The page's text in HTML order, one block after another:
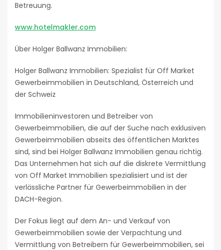
Betreuung.
www.hotelmakler.com
Über Holger Ballwanz Immobilien:
Holger Ballwanz Immobilien: Spezialist für Off Market
Gewerbeimmobilien in Deutschland, Österreich und
der Schweiz
Immobilieninvestoren und Betreiber von
Gewerbeimmobilien, die auf der Suche nach exklusiven
Gewerbeimmobilien abseits des öffentlichen Marktes
sind, sind bei Holger Ballwanz Immobilien genau richtig.
Das Unternehmen hat sich auf die diskrete Vermittlung
von Off Market Immobilien spezialisiert und ist der
verlässliche Partner für Gewerbeimmobilien in der
DACH-Region.
Der Fokus liegt auf dem An- und Verkauf von
Gewerbeimmobilien sowie der Verpachtung und
Vermittlung von Betreibern für Gewerbeimmobilien, sei